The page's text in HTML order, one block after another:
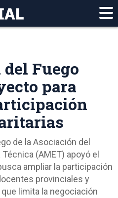
Fuego
para
de la Asociación del
(AMET) apoyó el
ampliar la participación
provinciales y
limita la negociación